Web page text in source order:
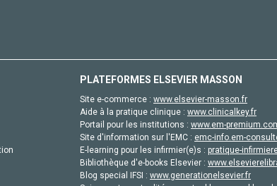
PLATEFORMES ELSEVIER MASSON
Site e-commerce : www.elsevier-masson.fr
Aide à la pratique clinique : www.clinicalkey.fr
Portail pour les institutions : www.em-
Site d'information sur l'EMC : emc-info.em-
E-learning pour les infirmier(e)s : pratique-
Bibliothèque d'e-books Elsevier :
Blog special IFSI : www.generationelsevier.fr